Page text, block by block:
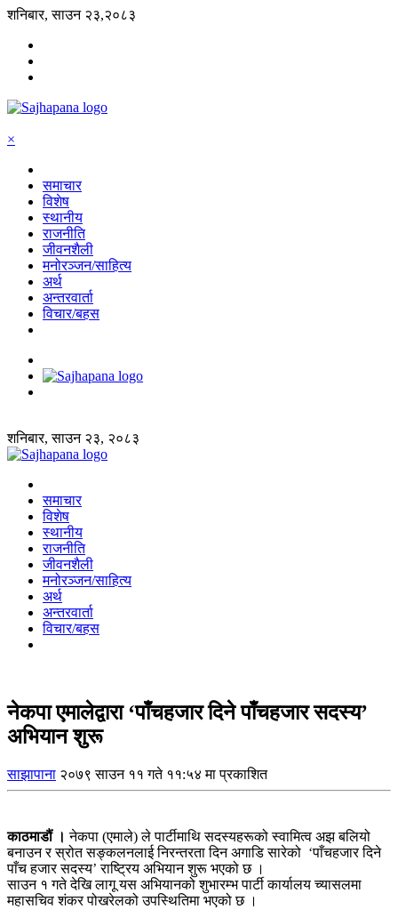
शनिबार, साउन २३,२०८३
×
समाचार
विशेष
स्थानीय
राजनीति
जीवनशैली
मनोरञ्जन/साहित्य
अर्थ
अन्तरवार्ता
विचार/बहस
शनिबार, साउन २३, २०८३
समाचार
विशेष
स्थानीय
राजनीति
जीवनशैली
मनोरञ्जन/साहित्य
अर्थ
अन्तरवार्ता
विचार/बहस
नेकपा एमालेद्वारा ‘पाँचहजार दिने पाँचहजार सदस्य’
अभियान शुरू
साझापाना २०७९ साउन ११ गते ११:५४ मा प्रकाशित
काठमाडौं । नेकपा (एमाले) ले पार्टीमाथि सदस्यहरूको स्वामित्व अझ बलियो
बनाउन र स्रोत सङ्कलनलाई निरन्तरता दिन अगाडि सारेको ‘पाँचहजार दिने
पाँच हजार सदस्य’ राष्ट्रिय अभियान शुरू भएको छ ।
साउन १ गते देखि लागू यस अभियानको शुभारम्भ पार्टी कार्यालय च्यासलमा
महासचिव शंकर पोखरेलको उपस्थितिमा भएको छ ।